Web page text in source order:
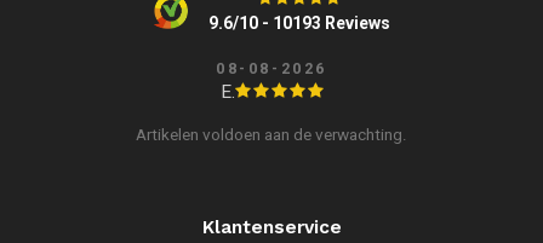
9.6/10 - 10193 Reviews
08-08-2026
E.
Artikelen voldoen aan de verwachting.
Klantenservice